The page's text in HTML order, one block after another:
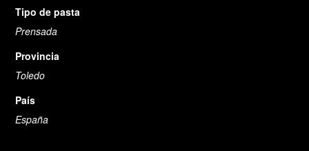
Tipo de pasta
Prensada
Provincia
Toledo
País
España